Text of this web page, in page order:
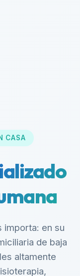
CASA
importa: en su
de baja
altamente